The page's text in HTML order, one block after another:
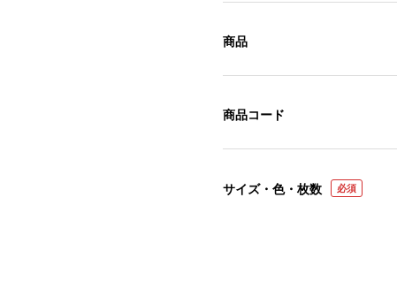
商品
商品コード
サイズ・色・枚数 必須